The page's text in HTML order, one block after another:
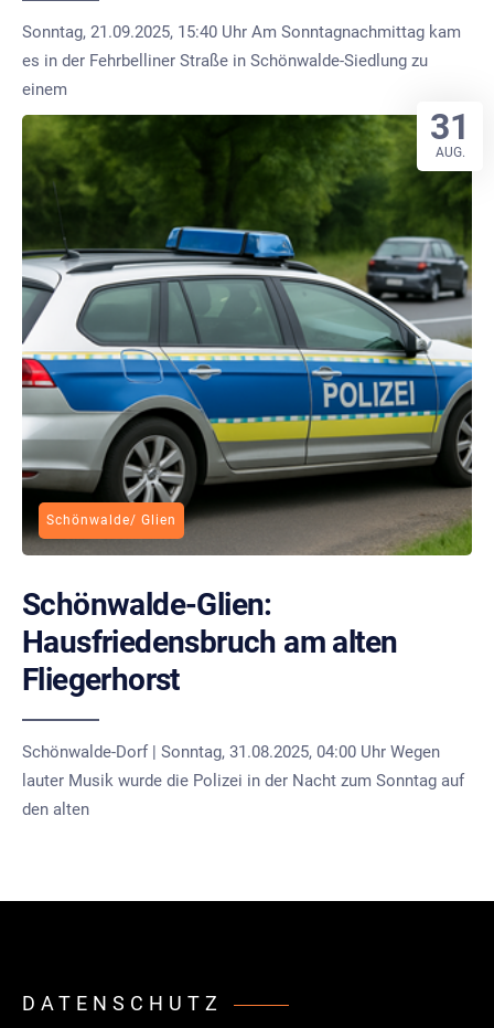
Sonntag, 21.09.2025, 15:40 Uhr Am Sonntagnachmittag kam
es in der Fehrbelliner Straße in Schönwalde-Siedlung zu
einem
Schönwalde/ Glien
Schönwalde-Glien:
Hausfriedensbruch am alten
Fliegerhorst
Schönwalde-Dorf | Sonntag, 31.08.2025, 04:00 Uhr Wegen
lauter Musik wurde die Polizei in der Nacht zum Sonntag auf
den alten
31
AUG.
DATENSCHUTZ